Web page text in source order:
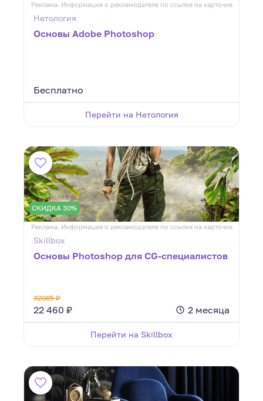
Реклама. Информация о рекламодателе по ссылке на карточке
Нетология
Основы Adobe Photoshop
Бесплатно
Перейти на Нетология
СКИДКА 30%
Реклама. Информация о рекламодателе по ссылке на карточке
Skillbox
Основы Photoshop для CG-специалистов
32085 ₽
22 460 ₽ 2 месяца
Перейти на Skillbox